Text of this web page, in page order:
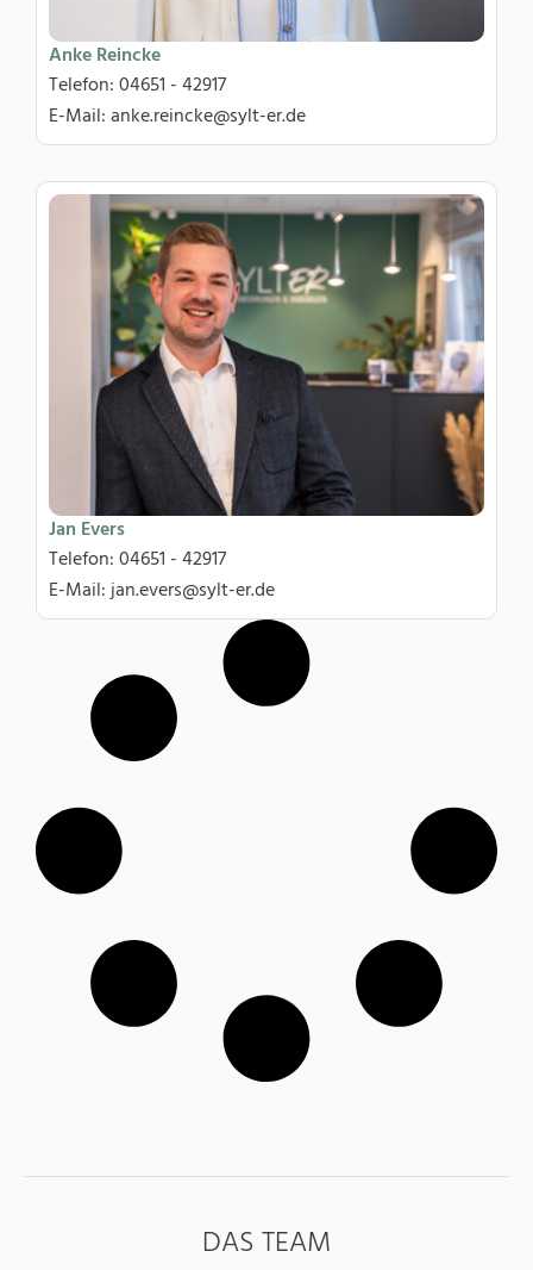
Anke Reincke
Telefon: 04651 - 42917
E-Mail: anke.reincke@sylt-er.de
Jan Evers
Telefon: 04651 - 42917
E-Mail: jan.evers@sylt-er.de
DAS TEAM